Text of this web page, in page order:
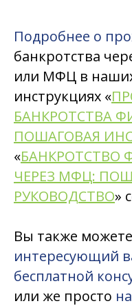
Подробнее о
банкротства
или МФЦ в
инструкциях «
БАНКРОТСТВА
ПОШАГОВАЯ
«БАНКРОТСТВО
ЧЕРЕЗ МФЦ:
РУКОВОДСТВО»
Вы также можете
интересующий
бесплатной
или же просто